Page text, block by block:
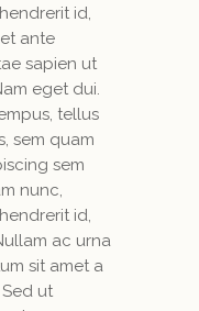
id,
ante
sapien ut
eget dui.
tellus
sem quam
sem
nunc,
id,
ac urna
sit amet a
ut